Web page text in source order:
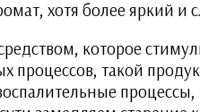
хотя более яркий и
которое
процессов, такой
процессы,